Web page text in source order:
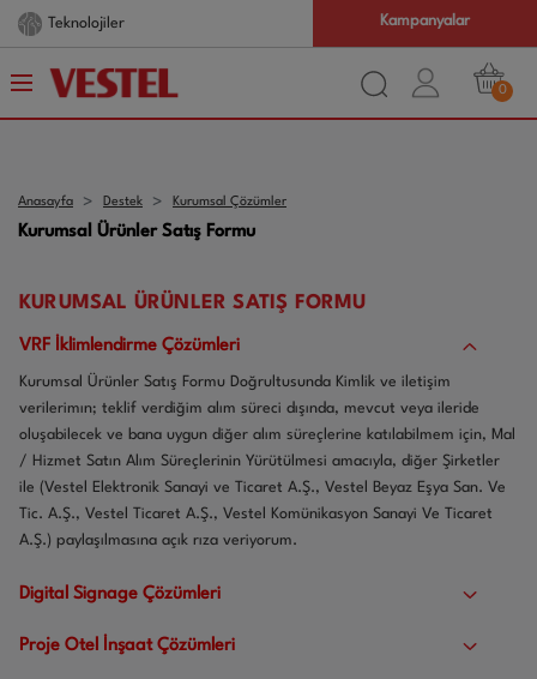
Teknolojiler Kampanyalar
0
Anasayfa Destek Kurumsal Çözümler
Kurumsal Ürünler Satış Formu
KURUMSAL ÜRÜNLER SATIŞ FORMU
VRF İklimlendirme Çözümleri
Kurumsal Ürünler Satış Formu Doğrultusunda Kimlik ve iletişim
verilerimın; teklif verdiğim alım süreci dışında, mevcut veya ileride
oluşabilecek ve bana uygun diğer alım süreçlerine katılabilmem için, Mal
/ Hizmet Satın Alım Süreçlerinin Yürütülmesi amacıyla, diğer Şirketler
ile (Vestel Elektronik Sanayi ve Ticaret A.Ş., Vestel Beyaz Eşya San. Ve
Tic. A.Ş., Vestel Ticaret A.Ş., Vestel Komünikasyon Sanayi Ve Ticaret
A.Ş.) paylaşılmasına açık rıza veriyorum.
Digital Signage Çözümleri
Proje Otel İnşaat Çözümleri